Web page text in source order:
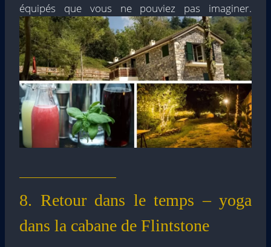
équipés que vous ne pouviez pas imaginer.
8. Retour dans le temps – yoga
dans la cabane de Flintstone